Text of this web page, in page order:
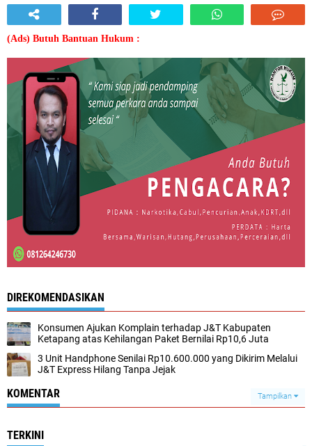
(Ads) Butuh Bantuan Hukum :
DIREKOMENDASIKAN
Konsumen Ajukan Komplain terhadap J&T Kabupaten
Ketapang atas Kehilangan Paket Bernilai Rp10,6 Juta
3 Unit Handphone Senilai Rp10.600.000 yang Dikirim Melalui
J&T Express Hilang Tanpa Jejak
KOMENTAR Tampilkan
TERKINI